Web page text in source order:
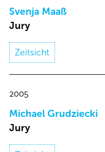
Svenja Maaß​
Jury
Zeitsicht
2005
Michael Grudziecki​
Jury